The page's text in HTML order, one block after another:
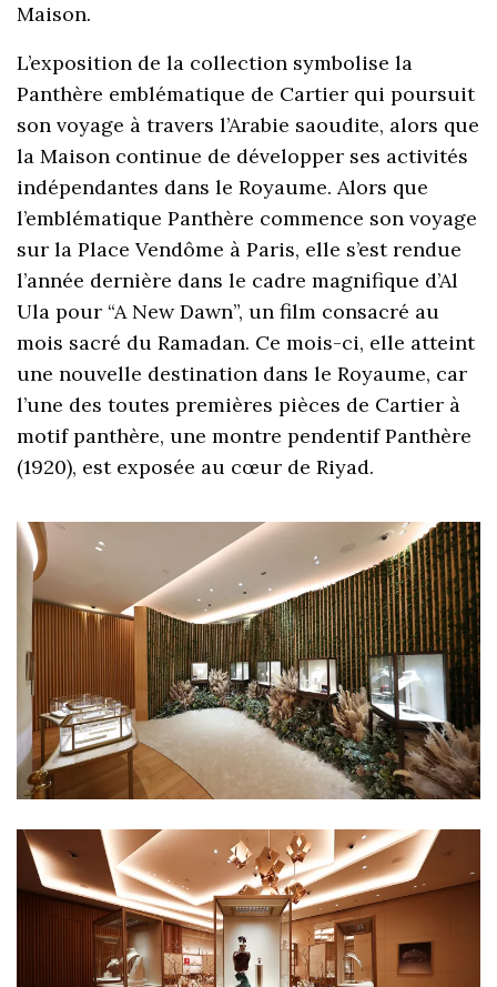
Maison.
L’exposition de la collection symbolise la
Panthère emblématique de Cartier qui poursuit
son voyage à travers l’Arabie saoudite, alors que
la Maison continue de développer ses activités
indépendantes dans le Royaume. Alors que
l’emblématique Panthère commence son voyage
sur la Place Vendôme à Paris, elle s’est rendue
l’année dernière dans le cadre magnifique d’Al
Ula pour “A New Dawn”, un film consacré au
mois sacré du Ramadan. Ce mois-ci, elle atteint
une nouvelle destination dans le Royaume, car
l’une des toutes premières pièces de Cartier à
motif panthère, une montre pendentif Panthère
(1920), est exposée au cœur de Riyad.